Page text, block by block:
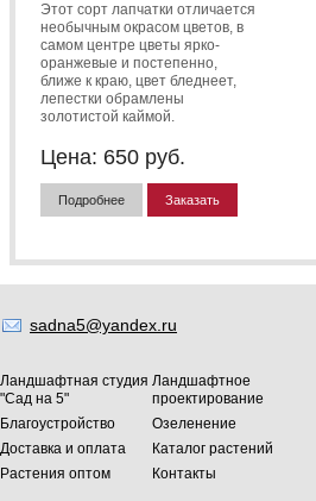
Этот сорт лапчатки отличается
необычным окрасом цветов, в
самом центре цветы ярко-
оранжевые и постепенно,
ближе к краю, цвет бледнеет,
лепестки обрамлены
золотистой каймой.
Цена: 650 руб.
Подробнее Заказать
sadna5@yandex.ru
Ландшафтная студия
"Сад на 5"
Ландшафтное
проектирование
Благоустройство
Озеленение
Доставка и оплата
Каталог растений
Растения оптом
Контакты